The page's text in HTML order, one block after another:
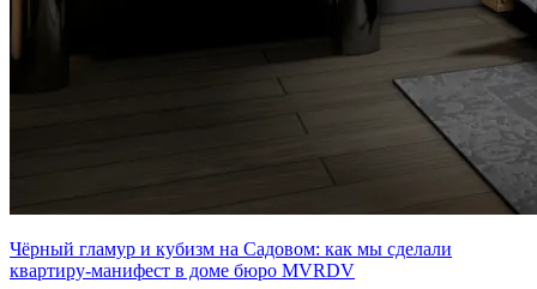
Чёрный гламур и кубизм на Садовом: как мы сделали
квартиру-манифест в доме бюро MVRDV